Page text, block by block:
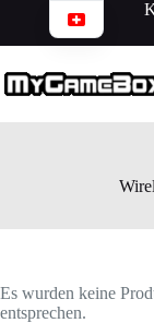
Es wurden keine
entsprechen.